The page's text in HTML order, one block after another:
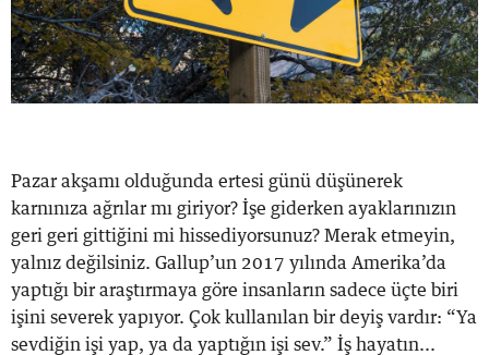
Pazar akşamı olduğunda ertesi günü düşünerek
karnınıza ağrılar mı giriyor? İşe giderken ayaklarınızın
geri geri gittiğini mi hissediyorsunuz? Merak etmeyin,
yalnız değilsiniz. Gallup’un 2017 yılında Amerika’da
yaptığı bir araştırmaya göre insanların sadece üçte biri
işini severek yapıyor. Çok kullanılan bir deyiş vardır: “Ya
sevdiğin işi yap, ya da yaptığın işi sev.” İş hayatın...